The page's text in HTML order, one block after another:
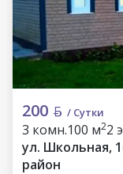
200 / Сутки
3 комн.100 м22
ул. Школьная,
район